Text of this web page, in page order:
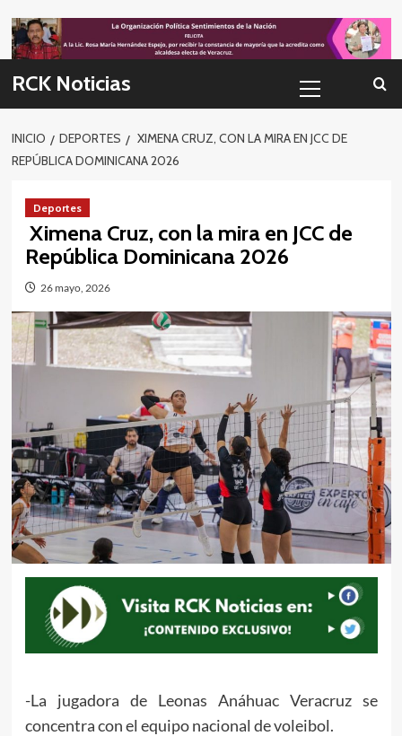
to
content
RCK Noticias
primario
INICIO DEPORTES
XIMENA CRUZ, CON LA MIRA EN JCC DE
REPÚBLICA DOMINICANA 2026
Deportes
Ximena Cruz, con la mira en JCC de
República Dominicana 2026
26 mayo, 2026
-La jugadora de Leonas Anáhuac Veracruz se
concentra con el equipo nacional de voleibol.